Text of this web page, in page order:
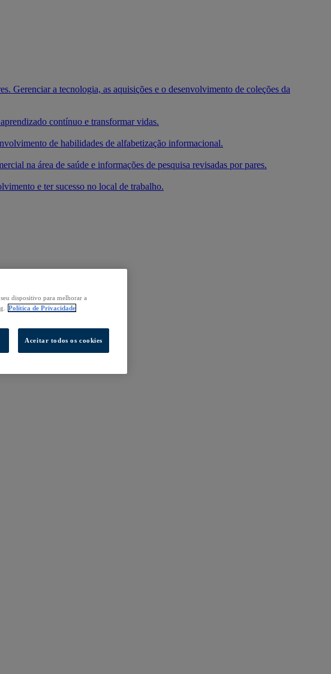
Gerenciar a tecnologia, as aquisições e o desenvolvimento de coleções da
contínuo e transformar vidas.
de habilidades de alfabetização informacional.
na área de saúde e informações de pesquisa revisadas por pares.
e ter sucesso no local de trabalho.
dispositivo para melhorar a
Política de Privacidade
Aceitar todos os cookies